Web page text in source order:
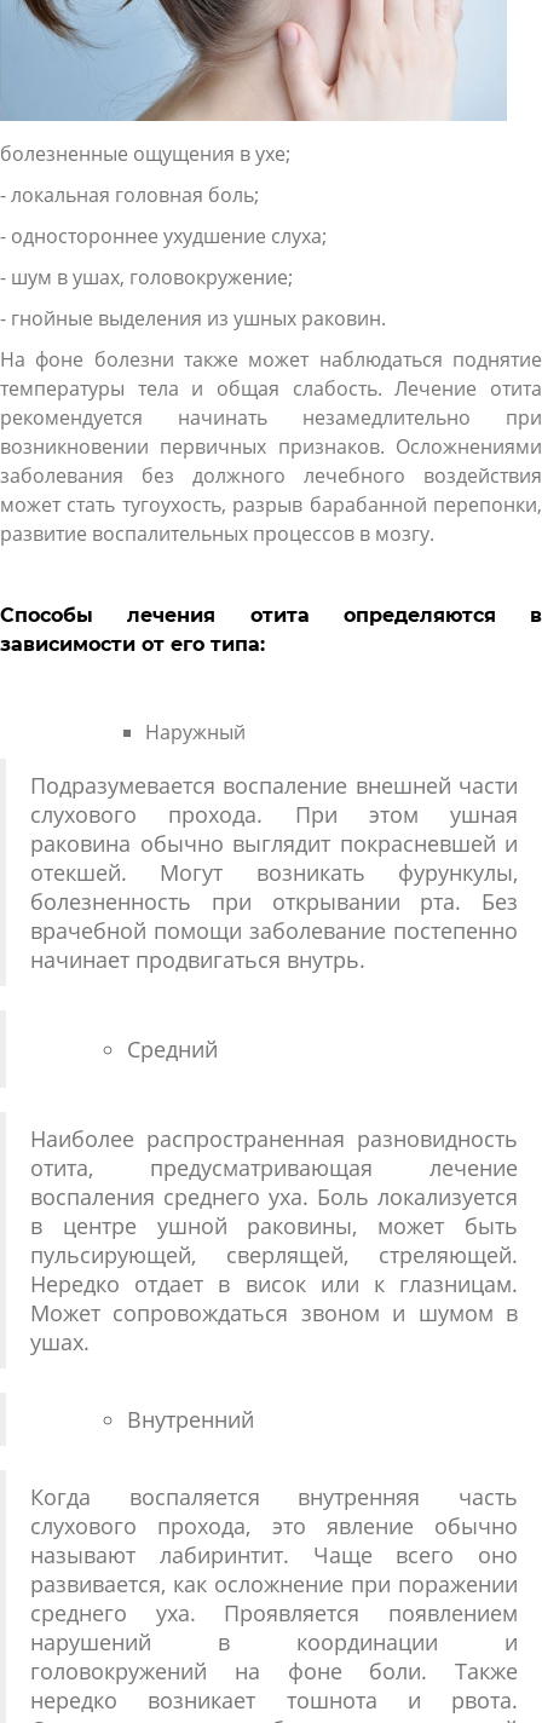
болезненные ощущения в ухе;
- локальная головная боль;
- одностороннее ухудшение слуха;
- шум в ушах, головокружение;
- гнойные выделения из ушных раковин.
На фоне болезни также может наблюдаться поднятие
температуры тела и общая слабость. Лечение отита
рекомендуется начинать незамедлительно при
возникновении первичных признаков. Осложнениями
заболевания без должного лечебного воздействия
может стать тугоухость, разрыв барабанной перепонки,
развитие воспалительных процессов в мозгу.
Способы лечения отита определяются в
зависимости от его типа:
Наружный
Подразумевается воспаление внешней части
слухового прохода. При этом ушная
раковина обычно выглядит покрасневшей и
отекшей. Могут возникать фурункулы,
болезненность при открывании рта. Без
врачебной помощи заболевание постепенно
начинает продвигаться внутрь.
Средний
Наиболее распространенная разновидность
отита, предусматривающая лечение
воспаления среднего уха. Боль локализуется
в центре ушной раковины, может быть
пульсирующей, сверлящей, стреляющей.
Нередко отдает в висок или к глазницам.
Может сопровождаться звоном и шумом в
ушах.
Внутренний
Когда воспаляется внутренняя часть
слухового прохода, это явление обычно
называют лабиринтит. Чаще всего оно
развивается, как осложнение при поражении
среднего уха. Проявляется появлением
нарушений в координации и
головокружений на фоне боли. Также
нередко возникает тошнота и рвота.